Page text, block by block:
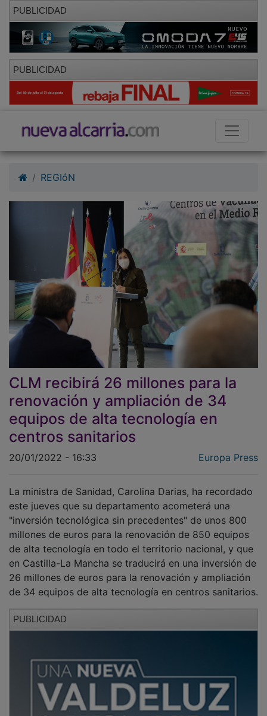
PUBLICIDAD
PUBLICIDAD
CLM recibirá 26 millones para la
renovación y ampliación de 34
equipos de alta tecnología en
centros sanitarios
este jueves que su departamento acometerá una
"inversión tecnológica sin precedentes" de unos 800
millones de euros para la renovación de 850 equipos
de alta tecnología en todo el territorio nacional, y que
en Castilla-La Mancha se traducirá en una inversión de
26 millones de euros para la renovación y ampliación
de 34 equipos de alta tecnología en centros sanitarios.